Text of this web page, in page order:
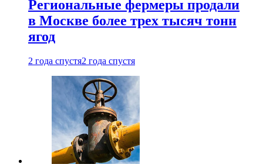
Региональные фермеры продали
в Москве более трех тысяч тонн
ягод
2 года спустя2 года спустя